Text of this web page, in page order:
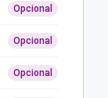
Opcional
Opcional
Opcional